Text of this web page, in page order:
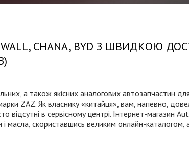
WALL, CHANA, BYD З ШВИДКОЮ
а також якісних аналогових автозапчастин
ZAZ. Як власнику «китайця», вам, напевно,
відсутні в сервісному центрі. Інтернет-магазин
масла, скориставшись великим онлайн-каталогом,